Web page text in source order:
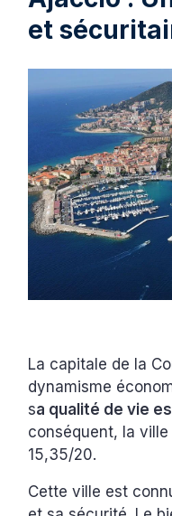
et
La capitale de la
dynamisme
sa qualité de vie
conséquent, la
15,35/20.
Cette ville est